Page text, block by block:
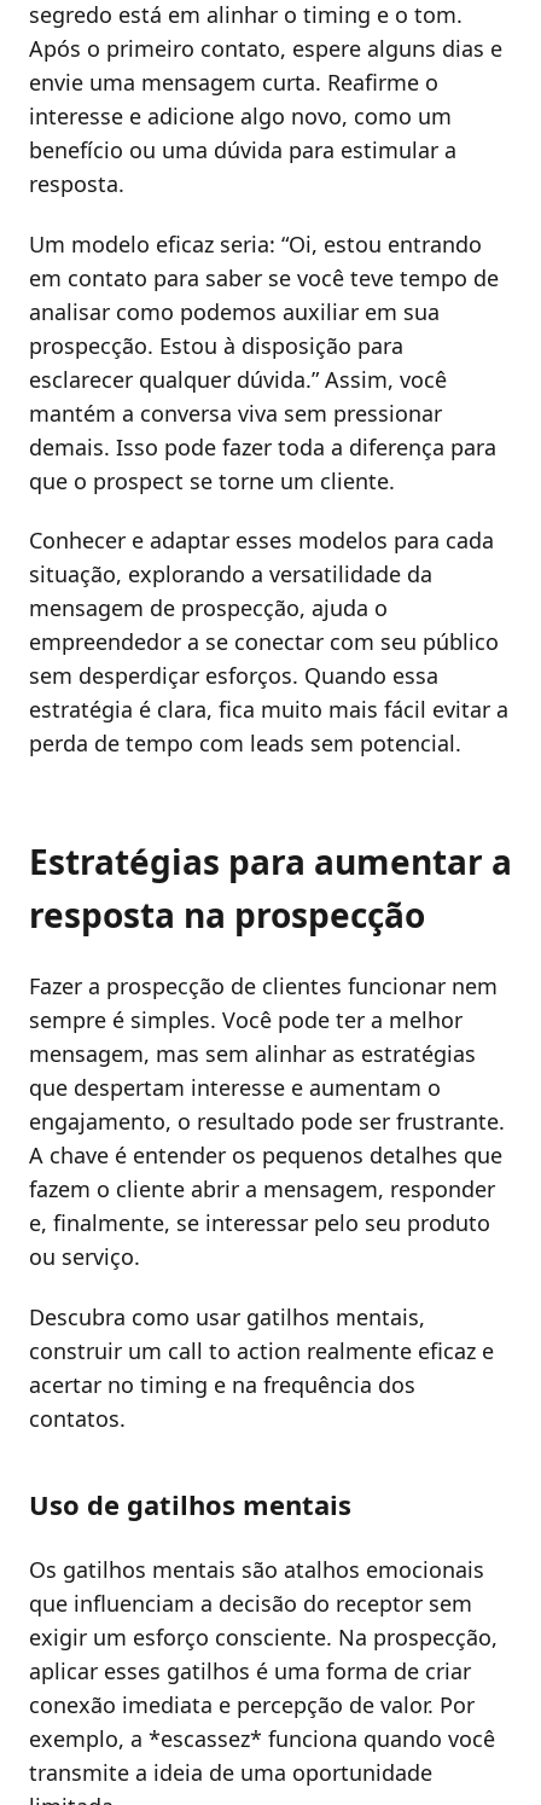
segredo está em alinhar o timing e o tom.
Após o primeiro contato, espere alguns dias e
envie uma mensagem curta. Reafirme o
interesse e adicione algo novo, como um
benefício ou uma dúvida para estimular a
resposta.
Um modelo eficaz seria: “Oi, estou entrando
em contato para saber se você teve tempo de
analisar como podemos auxiliar em sua
prospecção. Estou à disposição para
esclarecer qualquer dúvida.” Assim, você
mantém a conversa viva sem pressionar
demais. Isso pode fazer toda a diferença para
que o prospect se torne um cliente.
Conhecer e adaptar esses modelos para cada
situação, explorando a versatilidade da
mensagem de prospecção, ajuda o
empreendedor a se conectar com seu público
sem desperdiçar esforços. Quando essa
estratégia é clara, fica muito mais fácil evitar a
perda de tempo com leads sem potencial.
Estratégias para aumentar a
resposta na prospecção
Fazer a prospecção de clientes funcionar nem
sempre é simples. Você pode ter a melhor
mensagem, mas sem alinhar as estratégias
que despertam interesse e aumentam o
engajamento, o resultado pode ser frustrante.
A chave é entender os pequenos detalhes que
fazem o cliente abrir a mensagem, responder
e, finalmente, se interessar pelo seu produto
ou serviço.
Descubra como usar gatilhos mentais,
construir um call to action realmente eficaz e
acertar no timing e na frequência dos
contatos.
Uso de gatilhos mentais
Os gatilhos mentais são atalhos emocionais
que influenciam a decisão do receptor sem
exigir um esforço consciente. Na prospecção,
aplicar esses gatilhos é uma forma de criar
conexão imediata e percepção de valor. Por
exemplo, a *escassez* funciona quando você
transmite a ideia de uma oportunidade